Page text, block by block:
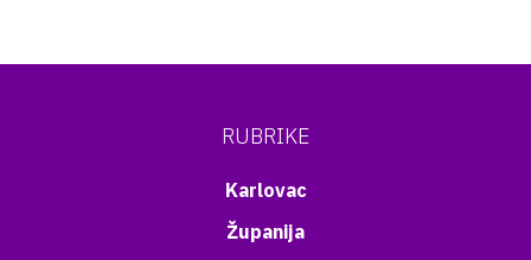
RUBRIKE
Karlovac
Županija